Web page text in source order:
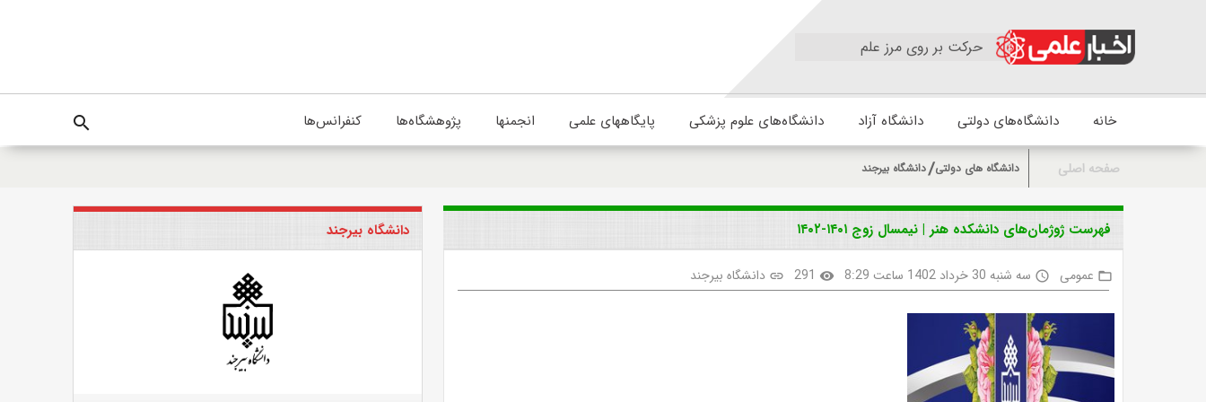
حرکت بر روی مرز علم
خانه دانشگاه‌های دولتی دانشگاه آزاد دانشگاه‌های علوم پزشکی پایگاههای علمی انجمنها پژوهشگاه‌ها کنفرانس‌ها search
صفحه اصلی دانشگاه های دولتی دانشگاه بیرجند
فهرست ژوژمان‌های دانشکده هنر | نیمسال زوج ۱۴۰۱-۱۴۰۲
folder_open عمومی access_time سه شنبه 30 خرداد 1402 ساعت 8:29 visibility
291
link دانشگاه بیرجند
دانشگاه بیرجند